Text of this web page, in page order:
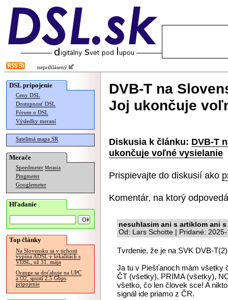
neprihlásený
DSL pripojenie
Ceny DSL
Dostupnosť DSL
Fórum o DSL
Výsledky meraní
Satelitná mapa SR
Merače
Speedmeter Merania
Pingmeter
Googlemeter
Hľadanie
Top články
Na Slovensku sa v tichosti
vypína ADSL v lokalitách s
VDSL, už 31. mája
Orange sa doťahuje na UPC
a O2, spustí 2.5 Gbps
pripojenie
DVB-T na
Joj ukončuje
Diskusia k článku: DVB-T
ukončuje voľné vysielanie
Prispievajte do diskusií ako
Komentár, na ktorý
nesuhlasim ani s artiklom ani
Od: Lars Schotte | Pridané:
Tvrdenie, že je na SVK DVB-
Ja tu v Piešťanoch mám všetky
ČT (všetky), PRIMA (všetky),
všetko, čo len človek sce! A
signál ide priamo z ČR.